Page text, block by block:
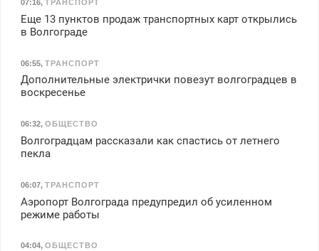
07:16, ТРАНСПОРТ
Еще 13 пунктов продаж транспортных карт открылись
в Волгограде
06:55, ТРАНСПОРТ
Дополнительные электрички повезут волгоградцев в
воскресенье
06:32, ОБЩЕСТВО
Волгоградцам рассказали как спастись от летнего
пекла
06:07, ТРАНСПОРТ
Аэропорт Волгограда предупредил об усиленном
режиме работы
04:04, ОБЩЕСТВО